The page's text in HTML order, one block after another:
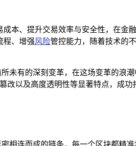
本、提升交易效率与安全性，在金
程、增强风险管控能力，随着技术的
未有的深刻变革，在这场变革的浪
改以及高度透明性等显著特点，成功
相连而成的链条，每一个区块都精